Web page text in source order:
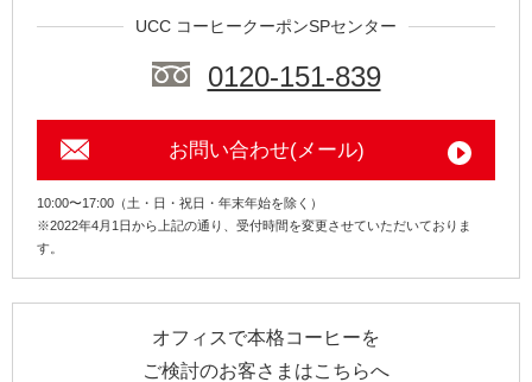
UCC コーヒークーポンSPセンター
0120-151-839
お問い合わせ(メール)
10:00〜17:00（土・日・祝日・年末年始を除く）
※2022年4月1日から上記の通り、受付時間を変更させていただいておりま
す。
オフィスで本格コーヒーを
ご検討のお客さまはこちらへ